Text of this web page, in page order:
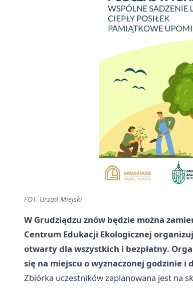
FOT. Urząd Miejski
W Grudziądzu znów będzie można
Centrum Edukacji Ekologicznej
otwarty dla wszystkich i bezpłatny.
się na miejscu o wyznaczonej godzinie i
Zbiórka uczestników zaplanowana jest na